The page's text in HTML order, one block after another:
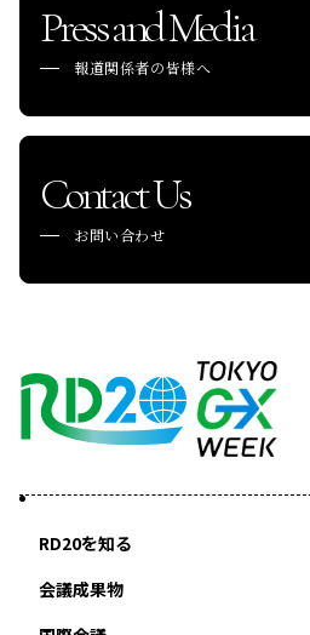
Press and Media
報道関係者の皆様へ
Contact Us
お問い合わせ
RD20を知る
RD20とはアクションコミッティー
会議成果物